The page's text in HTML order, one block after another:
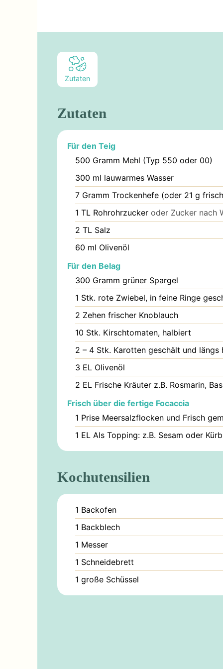
Zutaten
Zutaten
Für den Teig
500 Gramm Mehl (Typ 550 oder 00)
300 ml lauwarmes Wasser
7 Gramm Trockenhefe (oder 21 g
1 TL Rohrohrzucker oder Zucker nach
2 TL Salz
60 ml Olivenöl
Für den Belag
300 Gramm grüner Spargel
1 Stk. rote Zwiebel, in feine Ringe
2 Zehen frischer Knoblauch
10 Stk. Kirschtomaten, halbiert
2 – 4 Stk. Karotten geschält und längs
3 EL Olivenöl
2 EL Frische Kräuter z.B. Rosmarin,
Frisch über die fertige Focaccia
1 Prise Meersalzflocken und Frisch
1 EL Als Topping: z.B. Sesam oder
Kochutensilien
1 Backofen
1 Backblech
1 Messer
1 Schneidebrett
1 große Schüssel